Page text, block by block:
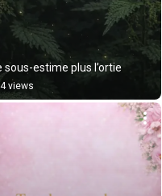
sous-estime plus l’ortie
views